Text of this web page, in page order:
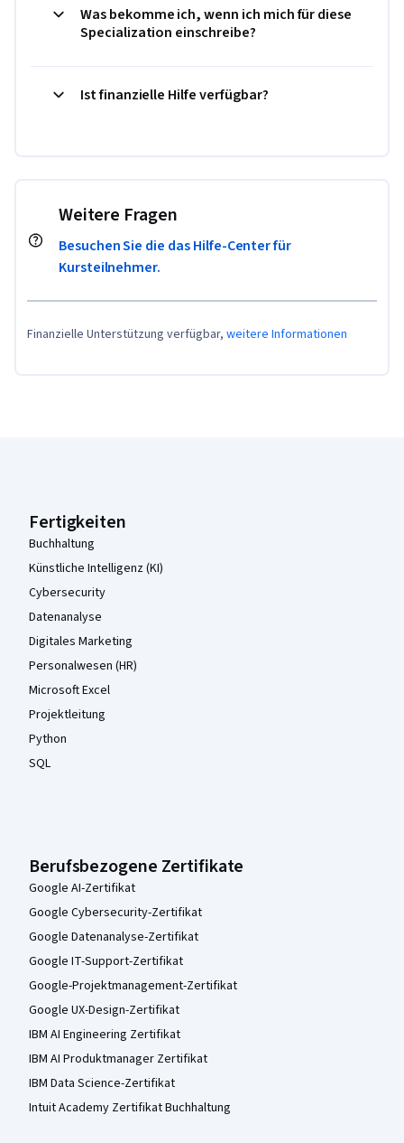
Was bekomme ich, wenn ich mich für diese
Specialization einschreibe?
Ist finanzielle Hilfe verfügbar?
Weitere Fragen
Besuchen Sie die das Hilfe-Center für
Kursteilnehmer.
Finanzielle Unterstützung verfügbar, weitere Informationen
Fertigkeiten
Buchhaltung
Künstliche Intelligenz (KI)
Cybersecurity
Datenanalyse
Digitales Marketing
Personalwesen (HR)
Microsoft Excel
Projektleitung
Python
SQL
Berufsbezogene Zertifikate
Google AI-Zertifikat
Google Cybersecurity-Zertifikat
Google Datenanalyse-Zertifikat
Google IT-Support-Zertifikat
Google-Projektmanagement-Zertifikat
Google UX-Design-Zertifikat
IBM AI Engineering Zertifikat
IBM AI Produktmanager Zertifikat
IBM Data Science-Zertifikat
Intuit Academy Zertifikat Buchhaltung